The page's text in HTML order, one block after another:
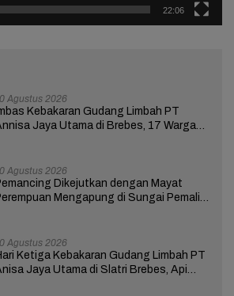
22:06
Agustus 2026
Kebakaran Gudang Limbah PT
Jaya Utama di Brebes, 17 Warga
Agustus 2026
Dikejutkan dengan Mayat
Mengapung di Sungai Pemali
Agustus 2026
Ketiga Kebakaran Gudang Limbah PT
Jaya Utama di Slatri Brebes, Api